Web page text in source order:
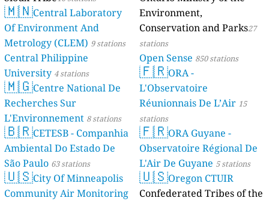
🇲🇳Central Laboratory
Of Environment And
Metrology (CLEM) 9 stations
Central Philippine
University 4 stations
🇲🇬Centre National De
Recherches Sur
L'Environnement 8 stations
🇧🇷CETESB - Companhia
Ambiental Do Estado De
São Paulo 63 stations
🇺🇸City Of Minneapolis
Community Air Monitoring
Environment,
Conservation and Parks27
stations
Open Sense 850 stations
🇫🇷ORA -
L'Observatoire
Réunionnais De L’Air 15
stations
🇫🇷ORA Guyane -
Observatoire Régional De
L'Air De Guyane 5 stations
🇺🇸Oregon CTUIR
Confederated Tribes of the